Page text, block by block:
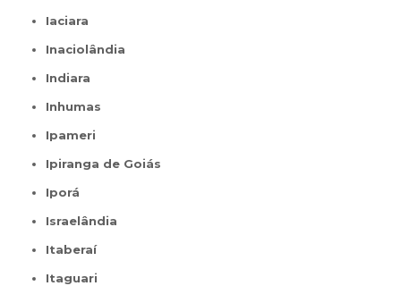
Iaciara
Inaciolândia
Indiara
Inhumas
Ipameri
Ipiranga de Goiás
Iporá
Israelândia
Itaberaí
Itaguari